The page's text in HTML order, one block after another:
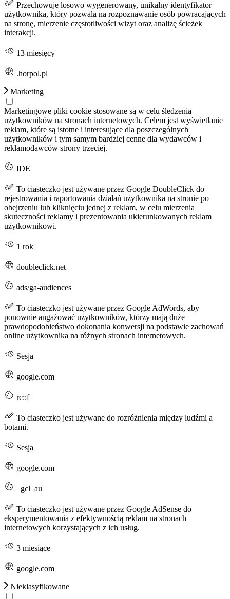
Przechowuje losowo wygenerowany, unikalny identyfikator
użytkownika, który pozwala na rozpoznawanie osób powracających
na stronę, mierzenie częstotliwości wizyt oraz analizę ścieżek
interakcji.
13 miesięcy
.horpol.pl
Marketing
Marketingowe pliki cookie stosowane są w celu śledzenia
użytkowników na stronach internetowych. Celem jest wyświetlanie
reklam, które są istotne i interesujące dla poszczególnych
użytkowników i tym samym bardziej cenne dla wydawców i
reklamodawców strony trzeciej.
IDE
To ciasteczko jest używane przez Google DoubleClick do
rejestrowania i raportowania działań użytkownika na stronie po
obejrzeniu lub kliknięciu jednej z reklam, w celu mierzenia
skuteczności reklamy i prezentowania ukierunkowanych reklam
użytkownikowi.
1 rok
doubleclick.net
ads/ga-audiences
To ciasteczko jest używane przez Google AdWords, aby
ponownie angażować użytkowników, którzy mają duże
prawdopodobieństwo dokonania konwersji na podstawie zachowań
online użytkownika na różnych stronach internetowych.
Sesja
google.com
rc::f
To ciasteczko jest używane do rozróżnienia między ludźmi a
botami.
Sesja
google.com
_gcl_au
To ciasteczko jest używane przez Google AdSense do
eksperymentowania z efektywnością reklam na stronach
internetowych korzystających z ich usług.
3 miesiące
google.com
Nieklasyfikowane